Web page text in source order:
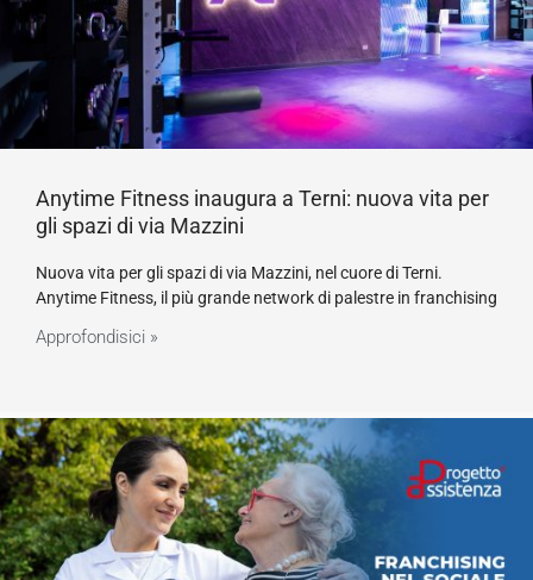
Anytime Fitness inaugura a Terni: nuova vita per
gli spazi di via Mazzini
Nuova vita per gli spazi di via Mazzini, nel cuore di Terni.
Anytime Fitness, il più grande network di palestre in franchising
Approfondisici »